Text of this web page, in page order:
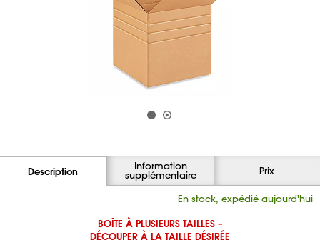
Description Information
supplémentaire Prix
En stock, expédié aujourd'hui
BOÎTE À PLUSIEURS TAILLES –
DÉCOUPER À LA TAILLE DÉSIRÉE